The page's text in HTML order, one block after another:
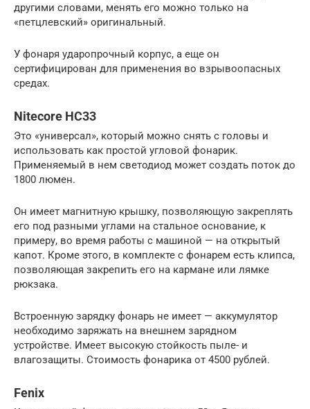
другими словами, менять его можно только на
«петцлевский» оригинальный.
У фонаря ударопрочный корпус, а еще он
сертифицирован для применения во взрывоопасных
средах.
Nitecore HC33
Это «универсал», который можно снять с головы и
использовать как простой угловой фонарик.
Применяемый в нем светодиод может создать поток до
1800 люмен.
Он имеет магнитную крышку, позволяющую закреплять
его под разными углами на стальное основание, к
примеру, во время работы с машиной — на открытый
капот. Кроме этого, в комплекте с фонарем есть клипса,
позволяющая закрепить его на кармане или лямке
рюкзака.
Встроенную зарядку фонарь не имеет — аккумулятор
необходимо заряжать на внешнем зарядном
устройстве. Имеет высокую стойкость пыле- и
влагозащиты. Стоимость фонарика от 4500 рублей.
Fenix